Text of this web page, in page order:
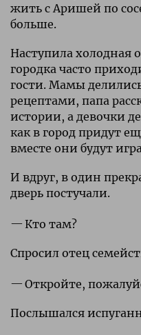
жить с Аришей по
больше.
Наступила холодная
городка часто
гости. Мамы
рецептами, папа
истории, а девочки
как в город придут
вместе они будут
И вдруг, в один
дверь постучали.
Кто там?
Спросил отец
Откройте,
Послышался